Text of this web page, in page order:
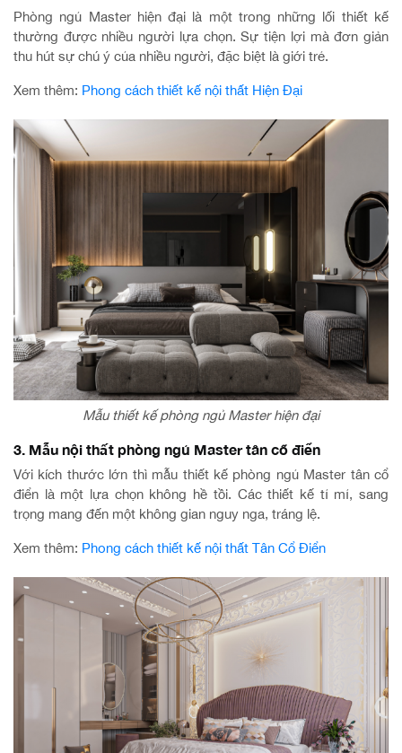
Phòng ngủ Master hiện đại là một trong những lối thiết kế
thường được nhiều người lựa chọn. Sự tiện lợi mà đơn giản
thu hút sự chú ý của nhiều người, đặc biệt là giới trẻ.
Xem thêm: Phong cách thiết kế nội thất Hiện Đại
Mẫu thiết kế phòng ngủ Master hiện đại
3. Mẫu nội thất phòng ngủ Master tân cổ điển
Với kích thước lớn thì mẫu thiết kế phòng ngủ Master tân cổ
điển là một lựa chọn không hề tồi. Các thiết kế tỉ mỉ, sang
trọng mang đến một không gian nguy nga, tráng lệ.
Xem thêm: Phong cách thiết kế nội thất Tân Cổ Điển